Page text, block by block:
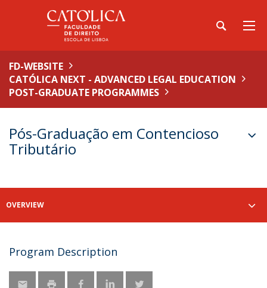
FD-WEBSITE
CATÓLICA NEXT - ADVANCED LEGAL EDUCATION
POST-GRADUATE PROGRAMMES
Pós-Graduação em Contencioso
Tributário
OVERVIEW
Program Description